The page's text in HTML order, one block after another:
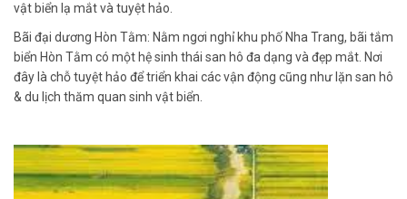
vật biển lạ mắt và tuyệt hảo.
Bãi đại dương Hòn Tằm: Nằm ngơi nghỉ khu phố Nha Trang, bãi tắm
biển Hòn Tằm có một hệ sinh thái san hô đa dạng và đẹp mắt. Nơi
đây là chỗ tuyệt hảo để triển khai các vận động cũng như lặn san hô
& du lịch thăm quan sinh vật biển.